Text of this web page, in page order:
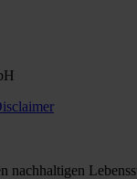
nachhaltigen